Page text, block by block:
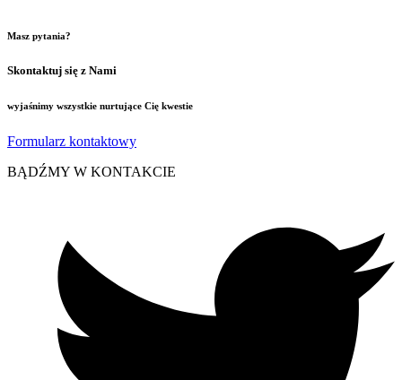
Masz pytania?
Skontaktuj się z Nami
wyjaśnimy wszystkie nurtujące Cię kwestie
Formularz kontaktowy
BĄDŹMY W KONTAKCIE